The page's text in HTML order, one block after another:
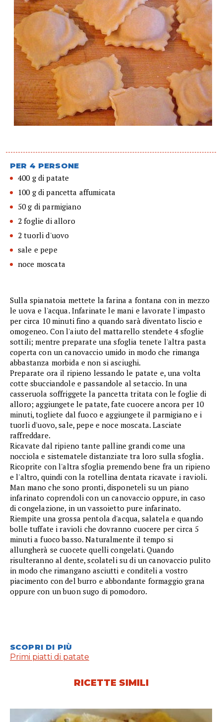
PER 4 PERSONE
400 g di patate
100 g di pancetta affumicata
50 g di parmigiano
2 foglie di alloro
2 tuorli d'uovo
sale e pepe
noce moscata
Sulla spianatoia mettete la farina a fontana con in mezzo
le uova e l'acqua. Infarinate le mani e lavorate l'impasto
per circa 10 minuti fino a quando sarà diventato liscio e
omogeneo. Con l'aiuto del mattarello stendete 4 sfoglie
sottili; mentre preparate una sfoglia tenete l'altra pasta
coperta con un canovaccio umido in modo che rimanga
abbastanza morbida e non si asciughi.
Preparate ora il ripieno lessando le patate e, una volta
cotte sbucciandole e passandole al setaccio. In una
casseruola soffriggete la pancetta tritata con le foglie di
alloro; aggiungete le patate, fate cuocere ancora per 10
minuti, togliete dal fuoco e aggiungete il parmigiano e i
tuorli d'uovo, sale, pepe e noce moscata. Lasciate
raffreddare.
Ricavate dal ripieno tante palline grandi come una
nocciola e sistematele distanziate tra loro sulla sfoglia.
Ricoprite con l'altra sfoglia premendo bene fra un ripieno
e l'altro, quindi con la rotellina dentata ricavate i ravioli.
Man mano che sono pronti, disponeteli su un piano
infarinato coprendoli con un canovaccio oppure, in caso
di congelazione, in un vassoietto pure infarinato.
Riempite una grossa pentola d'acqua, salatela e quando
bolle tuffate i ravioli che dovranno cuocere per circa 5
minuti a fuoco basso. Naturalmente il tempo si
allungherà se cuocete quelli congelati. Quando
risulteranno al dente, scolateli su di un canovaccio pulito
in modo che rimangano asciutti e conditeli a vostro
piacimento con del burro e abbondante formaggio grana
oppure con un buon sugo di pomodoro.
SCOPRI DI PIÙ
Primi piatti di patate
RICETTE SIMILI